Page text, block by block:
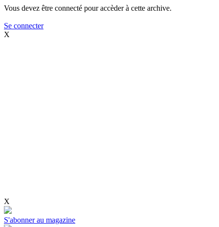
Vous devez être connecté pour accèder à cette archive.
Se connecter
X
X
S'abonner au magazine